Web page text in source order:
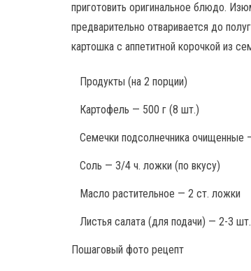
приготовить оригинальное блюдо.
предварительно отваривается до
картошка с аппетитной корочкой из
Продукты (на 2 порции)
Картофель — 500 г (8 шт.)
Семечки подсолнечника очищенные
Соль — 3/4 ч. ложки (по вкусу)
Масло растительное — 2 ст. ложки
Листья салата (для подачи) — 2-3 шт.
Пошаговый фото рецепт